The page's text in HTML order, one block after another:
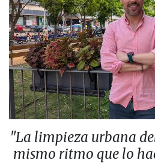
"La limpieza urbana
mismo ritmo que lo